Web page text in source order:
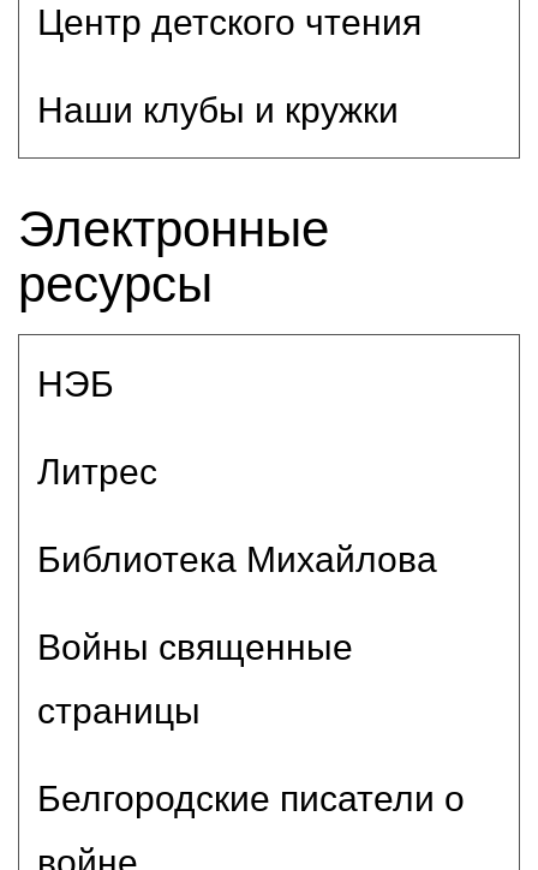
Центр детского чтения
Наши клубы и кружки
Электронные
ресурсы
НЭБ
Литрес
Библиотека Михайлова
Войны священные
страницы
Белгородские писатели о
войне